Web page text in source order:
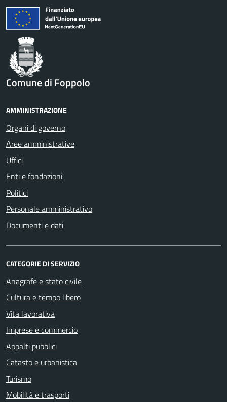
Comune di Foppolo
AMMINISTRAZIONE
Organi di governo
Aree amministrative
Uffici
Enti e fondazioni
Politici
Personale amministrativo
Documenti e dati
CATEGORIE DI SERVIZIO
Anagrafe e stato civile
Cultura e tempo libero
Vita lavorativa
Imprese e commercio
Appalti pubblici
Catasto e urbanistica
Turismo
Mobilità e trasporti